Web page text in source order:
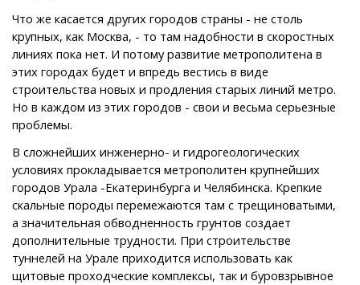
Что же касается других городов страны - не столь
крупных, как Москва, - то там надобности в скоростных
линиях пока нет. И потому развитие метрополитена в
этих городах будет и впредь вестись в виде
строительства новых и продления старых линий метро.
Но в каждом из этих городов - свои и весьма серьезные
проблемы.
В сложнейших инженерно- и гидрогеологических
условиях прокладывается метрополитен крупнейших
городов Урала -Екатеринбурга и Челябинска. Крепкие
скальные породы перемежаются там с трещиноватыми,
а значительная обводненность грунтов создает
дополнительные трудности. При строительстве
туннелей на Урале приходится использовать как
щитовые проходческие комплексы, так и буровзрывное